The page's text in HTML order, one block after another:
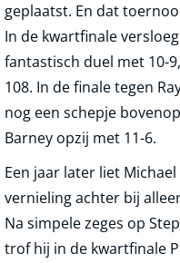
geplaatst. En dat
In de kwartfinale
fantastisch duel met 10-
108. In de finale tegen
nog een schepje
Barney opzij met 11-6.
Een jaar later liet
vernieling achter bij
Na simpele zeges op
trof hij in de kwartfinale